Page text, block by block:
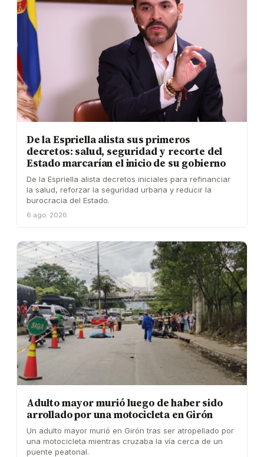
De la Espriella alista sus primeros
decretos: salud, seguridad y recorte del
Estado marcarían el inicio de su gobierno
De la Espriella alista decretos iniciales para refinanciar
la salud, reforzar la seguridad urbana y reducir la
burocracia del Estado.
6 ago. 2026
Adulto mayor murió luego de haber sido
arrollado por una motocicleta en Girón
Un adulto mayor murió en Girón tras ser atropellado por
una motocicleta mientras cruzaba la vía cerca de un
puente peatonal.